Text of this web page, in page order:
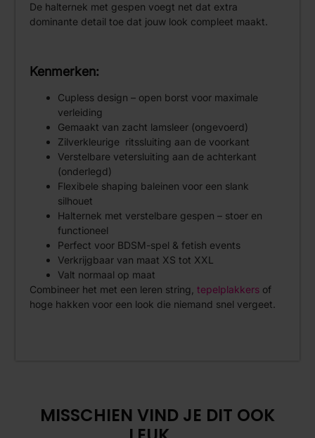
De halternek met gespen voegt net dat extra
dominante detail toe dat jouw look compleet maakt.
Kenmerken:
Cupless design – open borst voor maximale
verleiding
Gemaakt van zacht lamsleer (ongevoerd)
Zilverkleurige ritssluiting aan de voorkant
Verstelbare vetersluiting aan de achterkant
(onderlegd)
Flexibele shaping baleinen voor een slank
silhouet
Halternek met verstelbare gespen – stoer en
functioneel
Perfect voor BDSM-spel & fetish events
Verkrijgbaar van maat XS tot XXL
Valt normaal op maat
Combineer het met een leren string,tepelplakkers of
hoge hakken voor een look die niemand snel vergeet.
MISSCHIEN VIND JE DIT OOK